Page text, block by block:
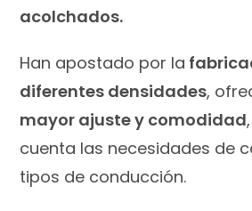
acolchados.
Han apostado por la
diferentes densidades,
mayor ajuste y comodidad
cuenta las necesidades de
tipos de conducción.